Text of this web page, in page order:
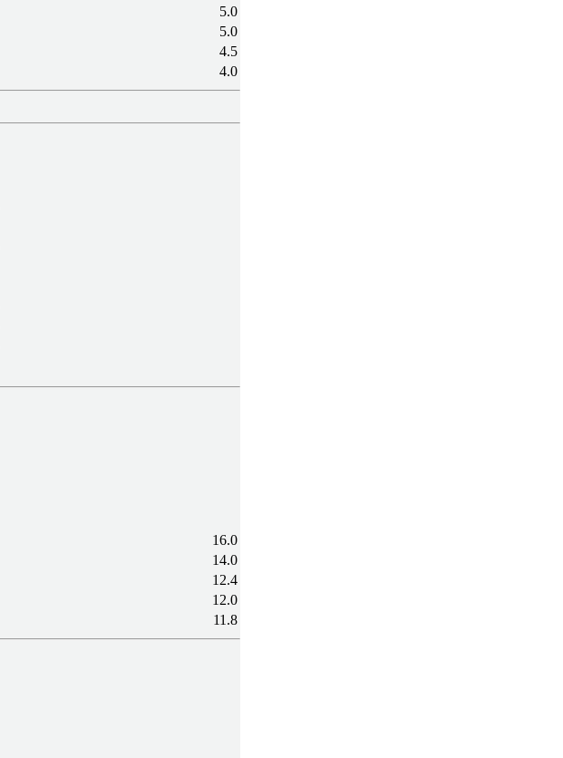
5.0
5.0
4.5
4.0
16.0
14.0
12.4
12.0
11.8